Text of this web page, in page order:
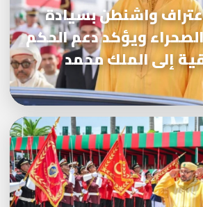
واشنطن بسيادة
ويؤكد دعم الحكم
إلى الملك محمد